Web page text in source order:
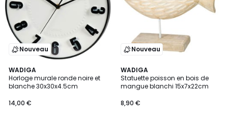
Nouveau
WADIGA
Horloge murale ronde noire et
blanche 30x30x4.5cm
14,00 €
Nouveau
WADIGA
Statuette poisson en bois de
mangue blanchi 15x7x22cm
8,90 €